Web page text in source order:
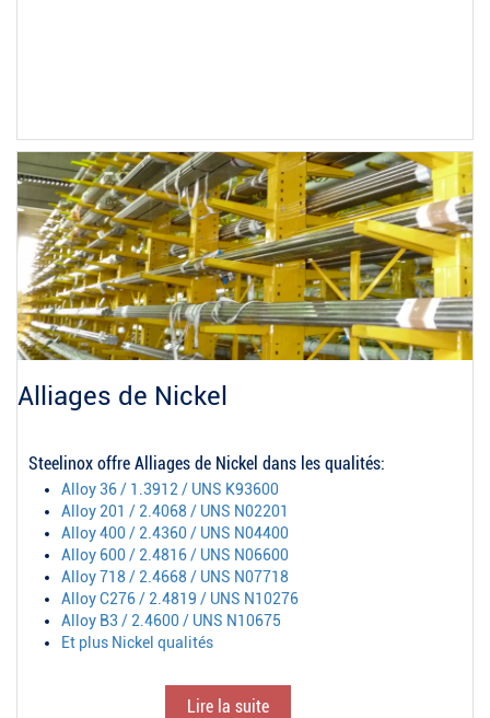
Alliages de Nickel
Steelinox offre Alliages de Nickel dans les qualités:
Alloy 36 / 1.3912 / UNS K93600
Alloy 201 / 2.4068 / UNS N02201
Alloy 400 / 2.4360 / UNS N04400
Alloy 600 / 2.4816 / UNS N06600
Alloy 718 / 2.4668 / UNS N07718
Alloy C276 / 2.4819 / UNS N10276
Alloy B3 / 2.4600 / UNS N10675
Et plus Nickel qualités
Lire la suite